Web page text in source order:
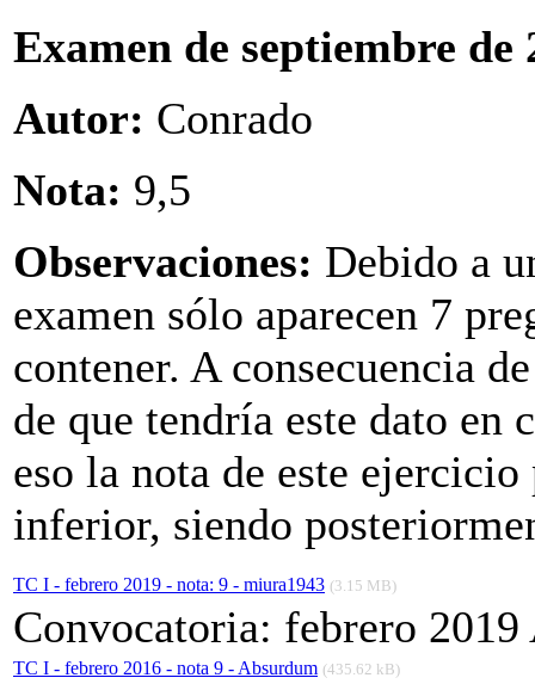
Examen de septiembre de
Autor: Conrado
Nota: 9,5
Observaciones: Debido a
examen sólo aparecen 7
contener. A consecuencia
de que tendría este dato en
eso la nota de este
inferior, siendo
TC I - febrero 2019 - nota: 9 - miura1943 (3.15 MB)
Convocatoria: febrero
TC I - febrero 2016 - nota 9 - Absurdum (435.62 kB)